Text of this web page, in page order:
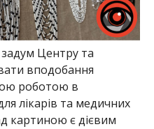
Центру та
вподобання
роботою в
лікарів та медичних
картиною є дієвим